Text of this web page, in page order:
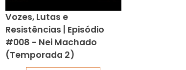
Vozes, Lutas e
Resistências | Episódio
#008 - Nei Machado
(Temporada 2)